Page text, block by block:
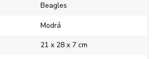
Beagles
Modrá
21 x 28 x 7 cm